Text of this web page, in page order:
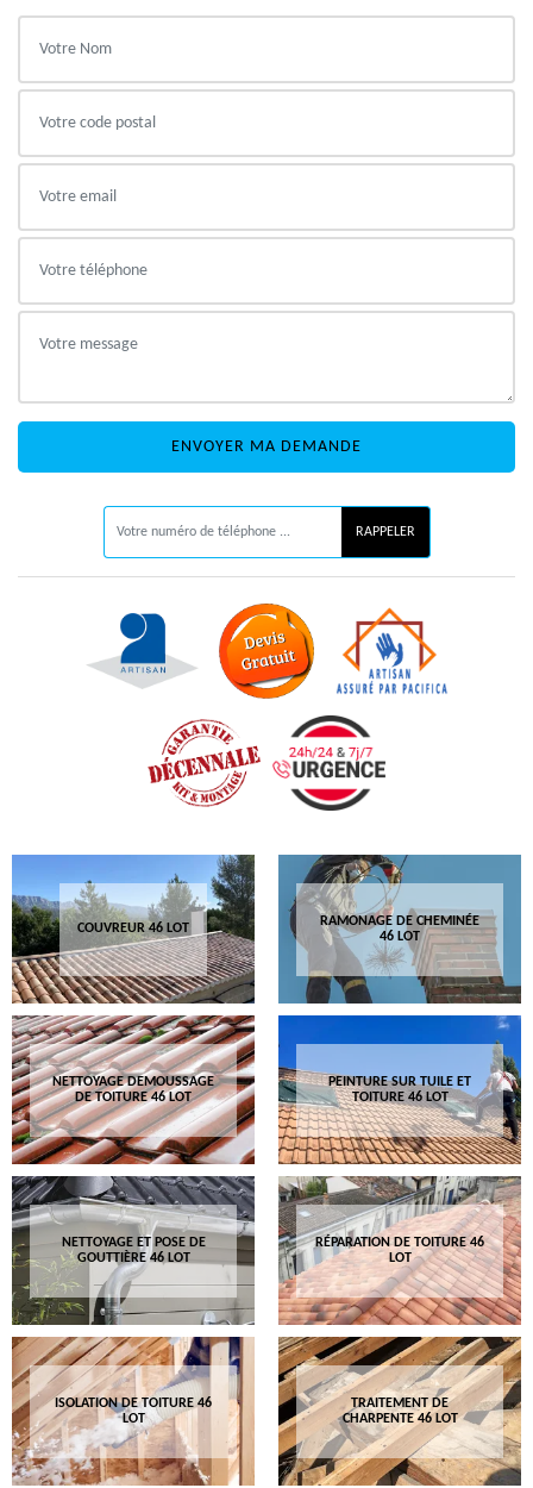
COUVREUR 46 LOT
RAMONAGE DE CHEMINÉE
46 LOT
NETTOYAGE DEMOUSSAGE
DE TOITURE 46 LOT
PEINTURE SUR TUILE ET
TOITURE 46 LOT
NETTOYAGE ET POSE DE
GOUTTIÈRE 46 LOT
RÉPARATION DE TOITURE 46
LOT
ISOLATION DE TOITURE 46
LOT
TRAITEMENT DE
CHARPENTE 46 LOT